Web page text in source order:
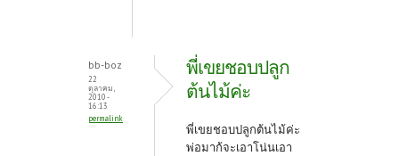
bb-boz
22
ตุลาคม,
2010 -
16:13
permalink
พี่เขยชอบปลูก
ต้นไม้ค่ะ
พี่เขยชอบปลูกต้นไม้ค่ะ
พ่อมาก้จะเอาโน่นเอา